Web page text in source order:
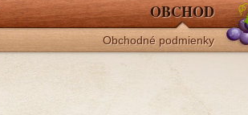
OBCHOD
Obchodné podmienky